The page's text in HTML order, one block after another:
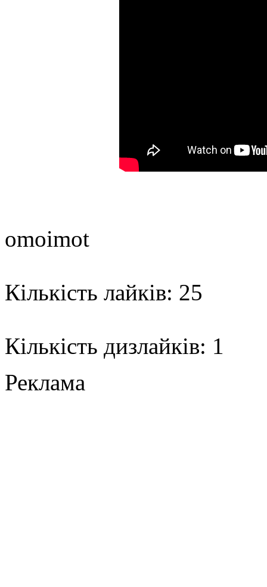
omoimot
Кількість лайків: 25
Кількість дизлайків: 1
Реклама